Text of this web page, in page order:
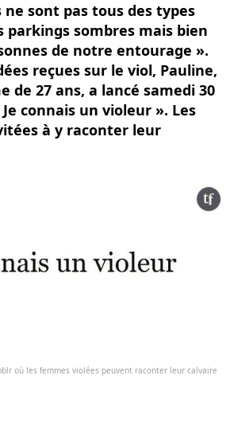
ne sont pas tous des types
parkings sombres mais bien
de notre entourage ».
reçues sur le viol, Pauline,
de 27 ans, a lancé samedi 30
connais un violeur ». Les
à y raconter leur
où les femmes violées peuvent raconter leur calvaire